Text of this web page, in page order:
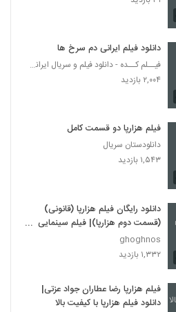
دانلود فیلم ایرانی دم سرخ ها
فیــلم کــده - دانلود فیلم و سریال ایرانی (رایگان)
۲,۰۰۴ بازدید
فیلم هزارپا دو قسمت کامل
دانلودستان سریال
۱,۵۴۳ بازدید
دانلود رایگان فیلم هزارپا (قانونی)
(قسمت دوم هزارپا)| فیلم سینمایی
هزارپا
ghoghnos
۱,۳۳۲ بازدید
فیلم هزارپا رضا عطاران جواد عزتی|
دانلود فیلم هزارپا با کیفیت بالا